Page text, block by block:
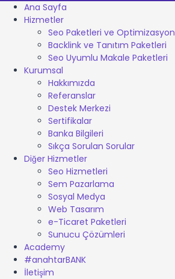
Ana Sayfa
Hizmetler
Seo Paketleri ve Optimizasyon
Backlink ve Tanıtım Paketleri
Seo Uyumlu Makale Paketleri
Kurumsal
Hakkımızda
Referanslar
Destek Merkezi
Sertifikalar
Banka Bilgileri
Sıkça Sorulan Sorular
Diğer Hizmetler
Seo Hizmetleri
Sem Pazarlama
Sosyal Medya
Web Tasarım
e-Ticaret Paketleri
Sunucu Çözümleri
Academy
#anahtarBANK
İletişim